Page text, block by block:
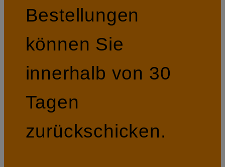
Bestellungen
können Sie
innerhalb von 30
Tagen
zurückschicken.